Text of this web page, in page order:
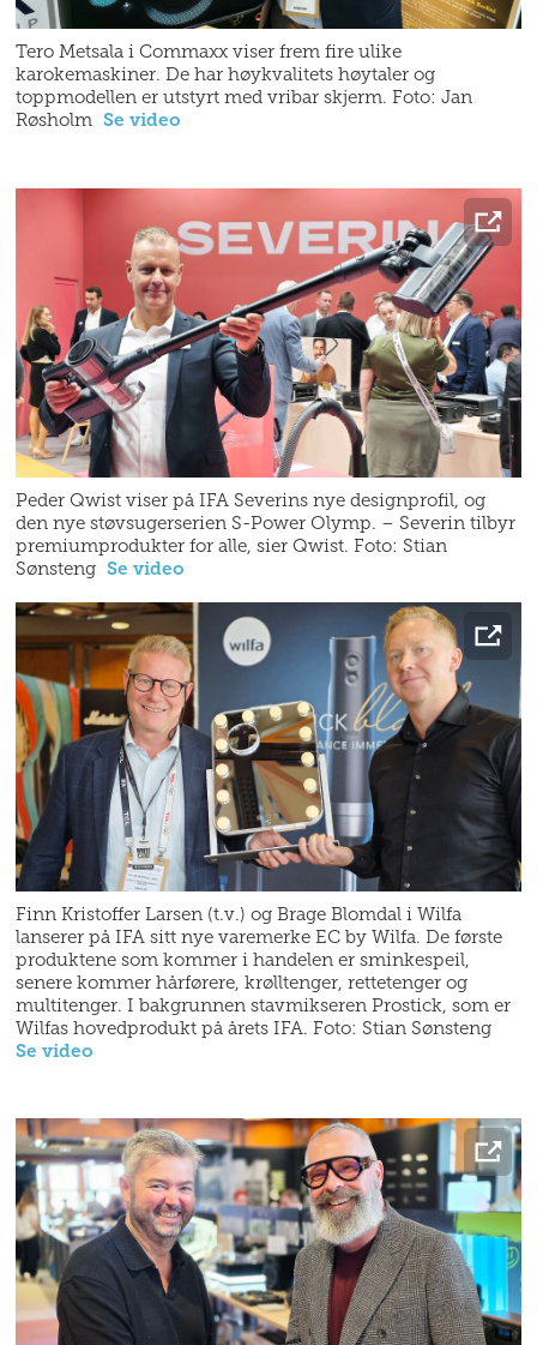
Tero Metsala i Commaxx viser frem fire ulike
karokemaskiner. De har høykvalitets høytaler og
toppmodellen er utstyrt med vribar skjerm. Foto: Jan
Røsholm Se video
Peder Qwist viser på IFA Severins nye designprofil, og
den nye støvsugerserien S-Power Olymp. – Severin tilbyr
premiumprodukter for alle, sier Qwist. Foto: Stian
Sønsteng Se video
Finn Kristoffer Larsen (t.v.) og Brage Blomdal i Wilfa
lanserer på IFA sitt nye varemerke EC by Wilfa. De første
produktene som kommer i handelen er sminkespeil,
senere kommer hårførere, krølltenger, rettetenger og
multitenger. I bakgrunnen stavmikseren Prostick, som er
Wilfas hovedprodukt på årets IFA. Foto: Stian Sønsteng
Se video